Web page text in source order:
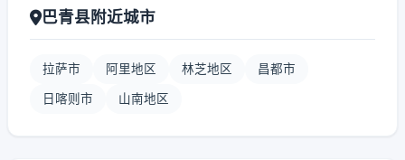
巴青县附近城市
拉萨市 阿里地区 林芝地区 昌都市
日喀则市 山南地区